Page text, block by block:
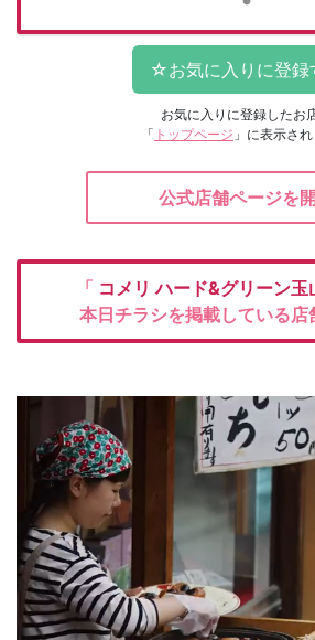
お気に入りに登録したお
「 トップページ 」に表示され
公式店舗ページを
「 コメリハード&グリーン玉
本日チラシを掲載している店